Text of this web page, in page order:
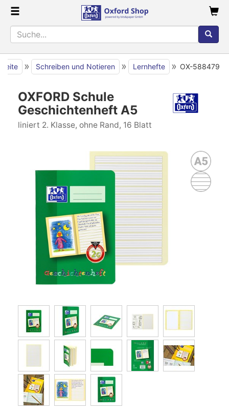
» Schreiben und Notieren » Lernhefte » OX-588479
OXFORD Schule
Geschichtenheft A5
liniert 2. Klasse, ohne Rand, 16 Blatt